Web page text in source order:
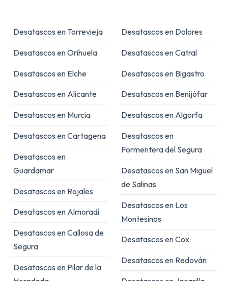
Desatascos en Torrevieja
Desatascos en Orihuela
Desatascos en Elche
Desatascos en Alicante
Desatascos en Murcia
Desatascos en Cartagena
Desatascos en
Guardamar
Desatascos en Rojales
Desatascos en Almoradí
Desatascos en Callosa de
Segura
Desatascos en Pilar de la
Desatascos en Dolores
Desatascos en Catral
Desatascos en Bigastro
Desatascos en Benijófar
Desatascos en Algorfa
Desatascos en
Formentera del Segura
Desatascos en San Miguel
de Salinas
Desatascos en Los
Montesinos
Desatascos en Cox
Desatascos en Redován